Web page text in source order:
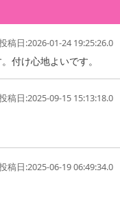
稿日:2026-01-24 19:25:26.0
付け心地よいです。
稿日:2025-09-15 15:13:18.0
稿日:2025-06-19 06:49:34.0